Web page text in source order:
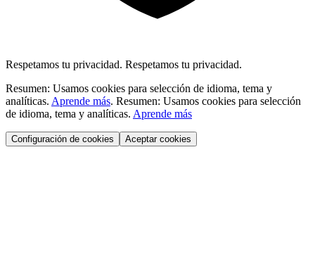
Respetamos tu privacidad. Respetamos tu privacidad.
Resumen: Usamos cookies para selección de idioma, tema y
analíticas. Aprende más. Resumen: Usamos cookies para selección
de idioma, tema y analíticas. Aprende más
Configuración de cookies Aceptar cookies